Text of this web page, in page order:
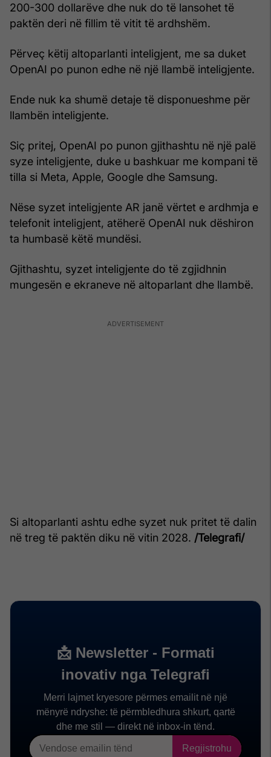
200-300 dollarëve dhe nuk do të lansohet të
paktën deri në fillim të vitit të ardhshëm.
Përveç këtij altoparlanti inteligjent, me sa duket
OpenAI po punon edhe në një llambë inteligjente.
Ende nuk ka shumë detaje të disponueshme për
llambën inteligjente.
Siç pritej, OpenAI po punon gjithashtu në një palë
syze inteligjente, duke u bashkuar me kompani të
tilla si Meta, Apple, Google dhe Samsung.
Nëse syzet inteligjente AR janë vërtet e ardhmja e
telefonit inteligjent, atëherë OpenAI nuk dëshiron
ta humbasë këtë mundësi.
Gjithashtu, syzet inteligjente do të zgjidhnin
mungesën e ekraneve në altoparlant dhe llambë.
Si altoparlanti ashtu edhe syzet nuk pritet të dalin
në treg të paktën diku në vitin 2028. /Telegrafi/